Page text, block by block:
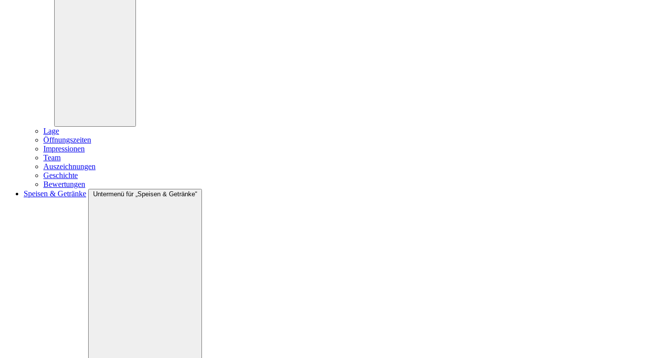
Lage
Öffnungszeiten
Impressionen
Team
Auszeichnungen
Geschichte
Bewertungen
Speisen & Getränke
Untermenü für „Speisen & Getränke“